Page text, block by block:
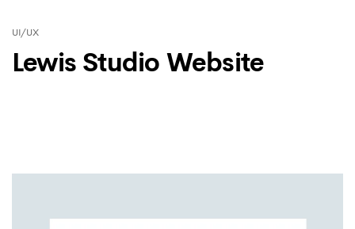
UI/UX
Lewis Studio Website